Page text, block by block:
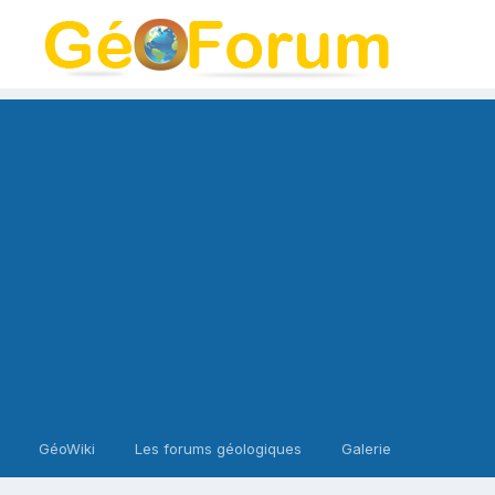
GéoWiki Les forums géologiques Galerie